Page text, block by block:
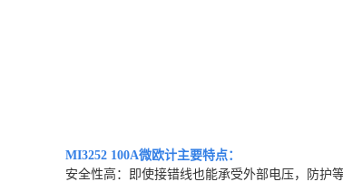
MI3252 100A微欧计主要特点：
安全性高：即使接错线也能承受外部电压，防护